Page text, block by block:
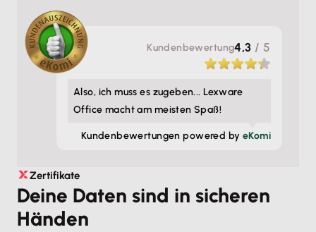
Kunden­bewertung4,3 / 5
Also, ich muss es zugeben... Lexware
Office macht am meisten Spaß!
Kunden­bewertungen powered by eKomi
Zertifikate
Deine Daten sind in sicheren
Händen